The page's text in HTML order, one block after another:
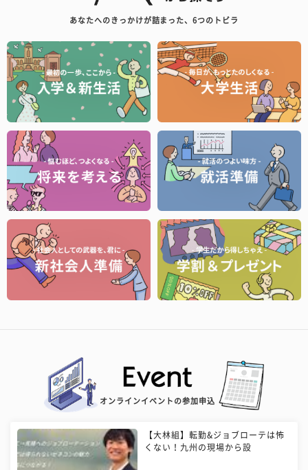
あなたへのきっかけが詰まった、6つのトビラ
オンラインイベントの参加申込
【大林組】転勤&ジョブローテは怖
くない！九州の現場から設